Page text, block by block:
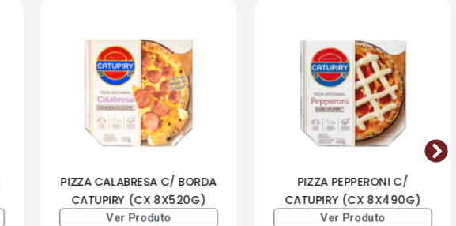
PIZZA CALABRESA C/ BORDA
CATUPIRY (CX 8X520G)
Ver Produto
PIZZA PEPPERONI C/
CATUPIRY (CX 8X490G)
Ver Produto